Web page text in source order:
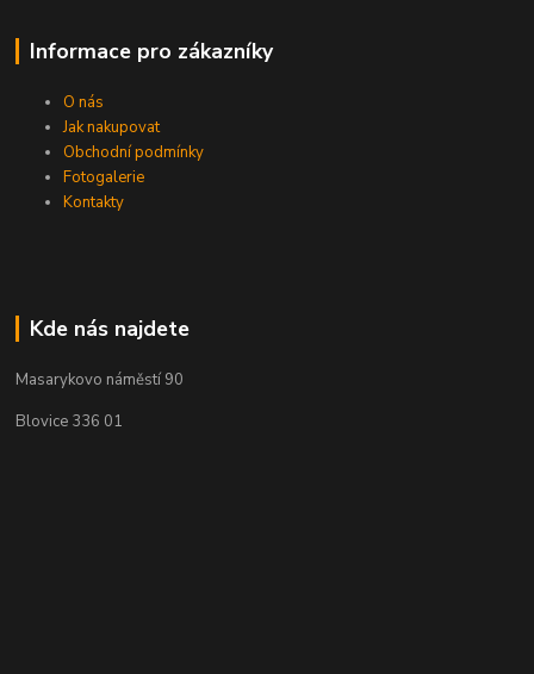
Informace pro zákazníky
O nás
Jak nakupovat
Obchodní podmínky
Fotogalerie
Kontakty
Kde nás najdete
Masarykovo náměstí 90
Blovice 336 01